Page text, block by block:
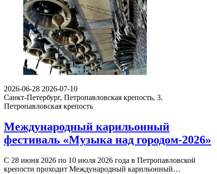
2026-06-28 2026-07-10
Санкт-Петербург, Петропавловская крепость, 3.
Петропавловская крепость
Международный карильонный
фестиваль «Музыка над городом-2026»
С 28 июня 2026 по 10 июля 2026 года в Петропавловской
крепости проходит Международный карильонный…